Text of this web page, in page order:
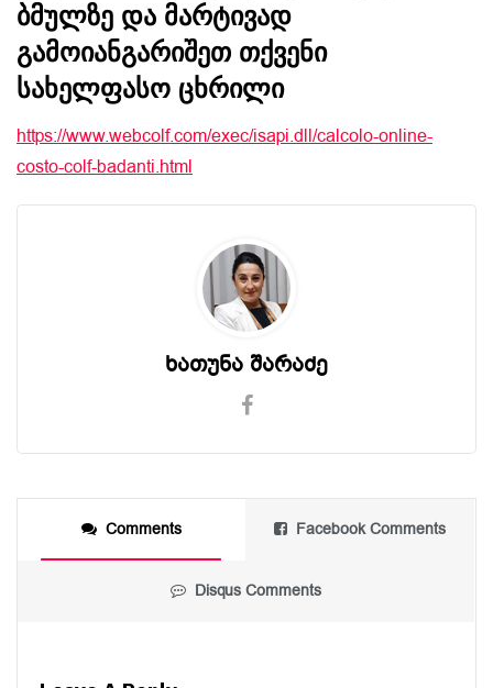
ბმულზე და მარტივად
გამოიანგარიშეთ თქვენი
სახელფასო ცხრილი
https://www.webcolf.com/exec/isapi.dll/calcolo-online-
costo-colf-badanti.html
ხათუნა შარაძე
Comments Facebook Comments
Disqus Comments